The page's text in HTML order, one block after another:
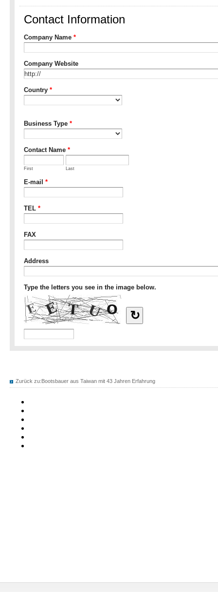
Zurück zu:Bootsbauer aus Taiwan mit 43 Jahren Erfahrung